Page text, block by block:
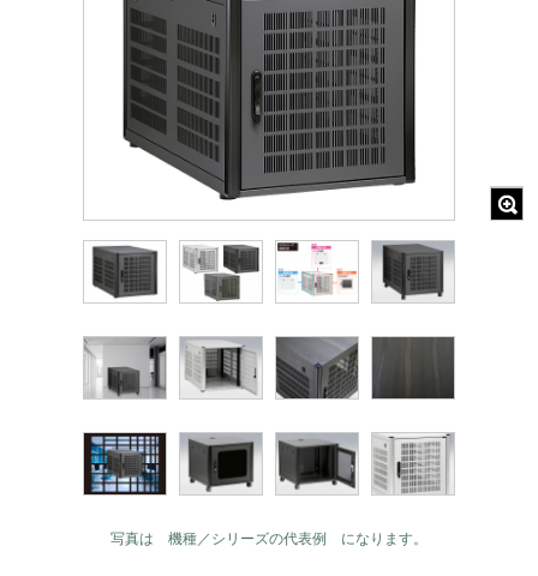
写真は 機種／シリーズの代表例 になります。